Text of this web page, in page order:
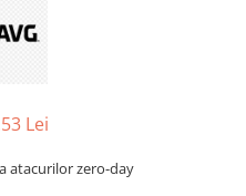
Lei
atacurilor zero-day